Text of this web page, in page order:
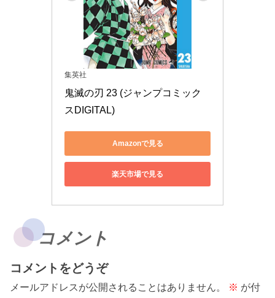
集英社
鬼滅の刃 23 (ジャンプコミック
スDIGITAL)
Amazonで見る
楽天市場で見る
コメント
コメントをどうぞ
メールアドレスが公開されることはありません。 ※ が付